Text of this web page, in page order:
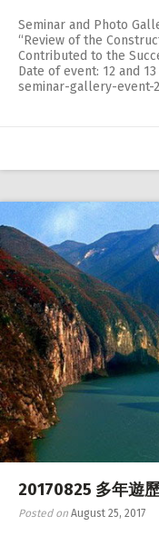
Seminar and Photo
“Review of the
Contributed to the
Date of event: 12 and
seminar-gallery-event-
20170825 多年遊
Posted on August 25, 2017